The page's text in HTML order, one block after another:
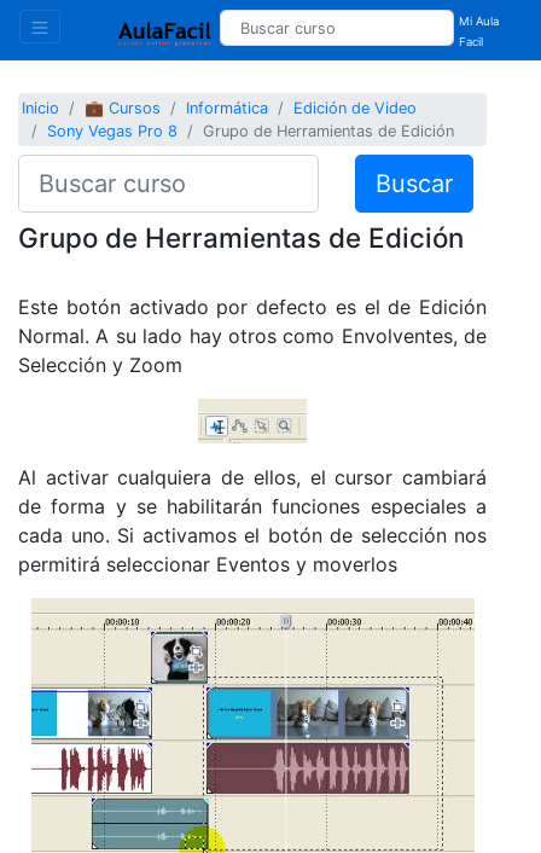
Mi Aula
Facil
Inicio 💼 Cursos Informática
Edición de Video
Sony Vegas Pro 8
Grupo de Herramientas de Edición
Buscar
Grupo de Herramientas de Edición
Este botón activado por defecto es el de Edición
Normal. A su lado hay otros como Envolventes, de
Selección y Zoom
Al activar cualquiera de ellos, el cursor cambiará
de forma y se habilitarán funciones especiales a
cada uno. Si activamos el botón de selección nos
permitirá seleccionar Eventos y moverlos